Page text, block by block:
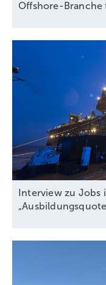
Offshore-
Interview zu Jobs